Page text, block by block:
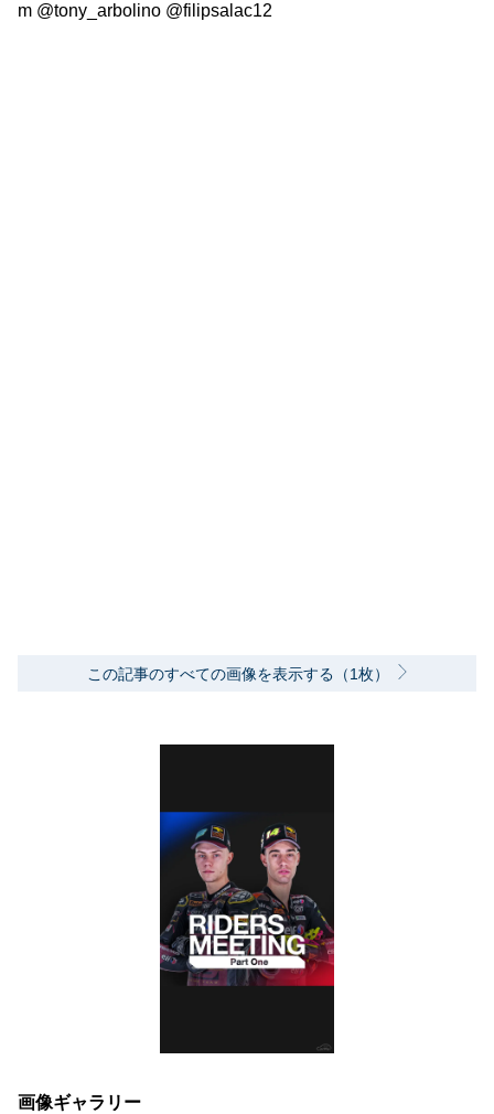
m @tony_arbolino @filipsalac12
この記事のすべての画像を表示する（1枚）
画像ギャラリー